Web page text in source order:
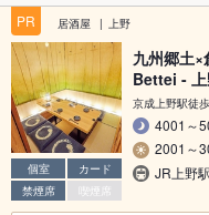
PR 居酒屋 上野
個室
カード
禁煙席
喫煙席
九州郷土
Bettei -
京成上野駅徒
4001～
2001～
JR上野